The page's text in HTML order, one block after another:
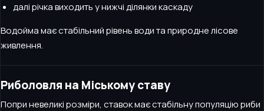
далі річка виходить у нижчі ділянки каскаду
Водойма має стабільний рівень води та природне лісове
живлення.
Риболовля на Міському ставу
Попри невеликі розміри, ставок має стабільну популяцію риби